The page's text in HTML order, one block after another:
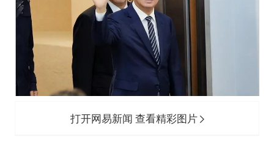
打开网易新闻 查看精彩图片